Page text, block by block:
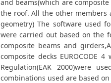
and beams(which are
the roof. All the other members
geometry) The software used
were carried out based on the
composite beams and
composite decks EUROCODE
Regulation(ΕΑΚ 2000)were
combinations used are based on